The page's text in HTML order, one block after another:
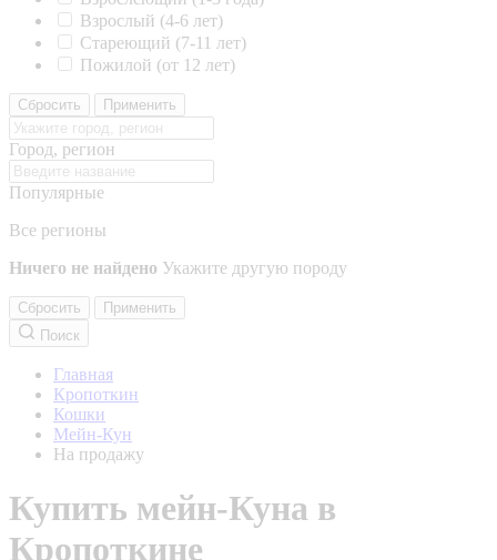
Взрослый (4-6 лет)
Стареющий (7-11 лет)
Пожилой (от 12 лет)
Сбросить Применить
Город, регион
Популярные
Все регионы
Ничего не найдено Укажите другую породу
Сбросить
Применить
Поиск
Главная
Кропоткин
Кошки
Мейн-Кун
На продажу
Купить мейн-Куна в
Кропоткине